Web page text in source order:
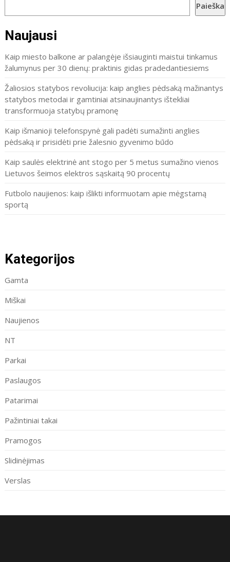
Paieška
Naujausi
Kaip miesto balkone ar palangėje išsiauginti maistui tinkamus
žalumynus per 30 dienų: praktinis gidas pradedantiesiems
Žaliosios statybos revoliucija: kaip anglies pėdsaką mažinantys
statybos metodai ir gamtiniai atsinaujinantys ištekliai
transformuoja statybų pramonę
Kaip išmanioji telefonspynė gali padėti sumažinti anglies
pėdsaką ir prisidėti prie žalesnio gyvenimo būdo
Kaip saulės elektrinė ant stogo per 5 metus sumažino vienos
Lietuvos šeimos elektros sąskaitą 90 procentų
Futbolo naujienos: kaip išlikti informuotam apie mėgstamą
sportą
Kategorijos
Gamta
Miškai
Naujienos
NT
Parkai
Paslaugos
Patarimai
Pažintiniai takai
Pramogos
Slidinėjimas
Verslas